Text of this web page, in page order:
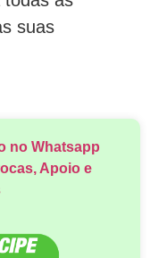
suas
no Whatsapp
Apoio e